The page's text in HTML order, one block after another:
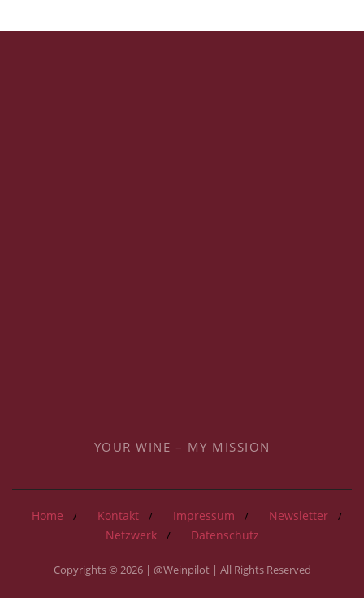
YOUR WINE – MY MISSION
Home Kontakt Impressum
Newsletter
Netzwerk
Datenschutz
Copyrights © 2026 | @Weinpilot | All Rights Reserved